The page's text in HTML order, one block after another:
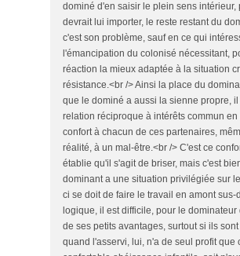
dominé d'en saisir le plein sens intérieur,
devrait lui importer, le reste restant du
c'est son problème, sauf en ce qui
l'émancipation du colonisé nécessitant,
réaction la mieux adaptée à la situation
résistance.<br /> Ainsi la place du
que le dominé a aussi la sienne propre,
relation réciproque à intérêts commun en
confort à chacun de ces partenaires,
réalité, à un mal-être.<br /> C'est ce
établie qu'il s'agit de briser, mais c'est
dominant a une situation privilégiée sur
ci se doit de faire le travail en amont sus-
logique, il est difficile, pour le
de ses petits avantages, surtout si ils
quand l'asservi, lui, n'a de seul profit que